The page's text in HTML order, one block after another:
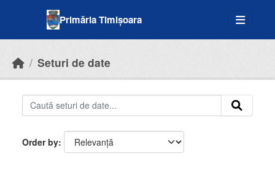
Primăria Timișoara
Seturi de date
Order by